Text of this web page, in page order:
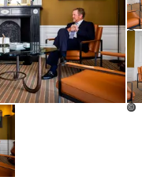
©
©
Open de galerij in vergrote